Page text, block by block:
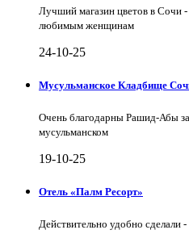
Лучший магазин цветов в Сочи
любимым женщинам
24-10-25
Мусульманское Кладбище
Очень благодарны Рашид-Абы
мусульманском
19-10-25
Отель «Палм Ресорт»
Действительно удобно сделали